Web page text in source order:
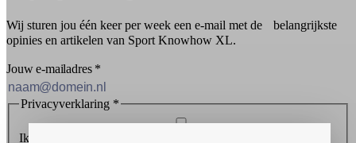
Wij sturen jou één keer per week een e-mail met de belangrijkste
opinies en artikelen van Sport Knowhow XL.
Jouw e-mailadres *
Privacyverklaring *
Ik ontvang graag de nieuwsbrief en ga akkoord met de